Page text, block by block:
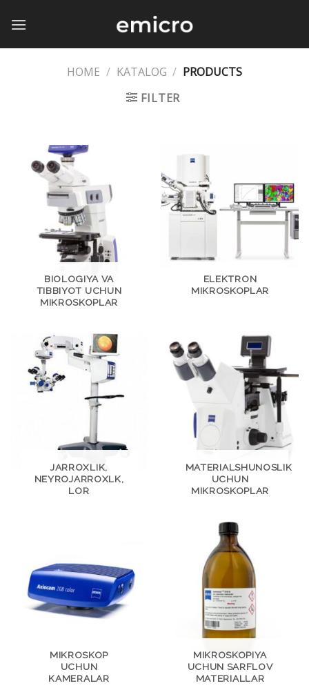
HOME / KATALOG / PRODUCTS
FILTER
BIOLOGIYA VA
TIBBIYOT UCHUN
MIKROSKOPLAR
ELEKTRON
MIKROSKOPLAR
JARROXLIK,
NEYROJARROXLK,
LOR
MATERIALSHUNOSLIK
UCHUN
MIKROSKOPLAR
MIKROSKOP
UCHUN
KAMERALAR
MIKROSKOPIYA
UCHUN SARFLOV
MATERIALLAR